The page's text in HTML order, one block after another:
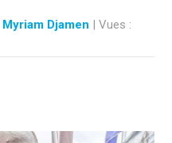
Myriam Djamen | Vues :